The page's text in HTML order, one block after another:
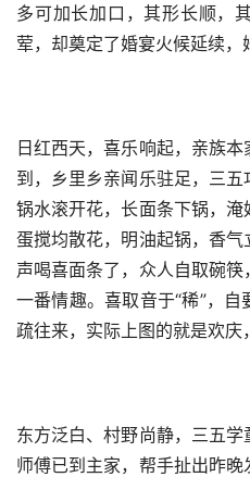
多可加长加口，其形长顺，
荤，却奠定了婚宴火候延续，
日红西天，喜乐响起，亲族
到，乡里乡亲闻乐驻足，三
锅水滚开花，长面条下锅，
蛋搅均散花，明油起锅，香
声喝喜面条了，众人自取碗
一番情趣。喜取音于“稀”，
疏往来，实际上图的就是欢庆
东方泛白、村野尚静，三五
师傅已到主家，帮手扯出昨